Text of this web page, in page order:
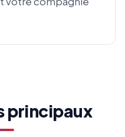
principaux